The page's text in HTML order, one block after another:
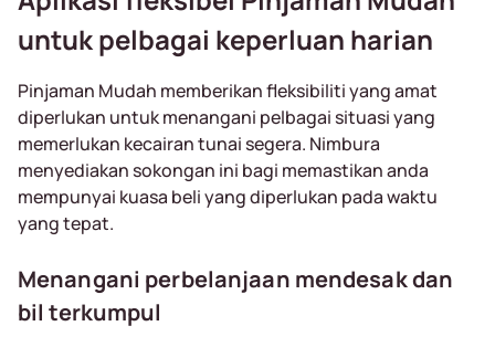
untuk pelbagai keperluan harian
Pinjaman Mudah memberikan fleksibiliti yang amat
diperlukan untuk menangani pelbagai situasi yang
memerlukan kecairan tunai segera. Nimbura
menyediakan sokongan ini bagi memastikan anda
mempunyai kuasa beli yang diperlukan pada waktu
yang tepat.
Menangani perbelanjaan mendesak dan
bil terkumpul